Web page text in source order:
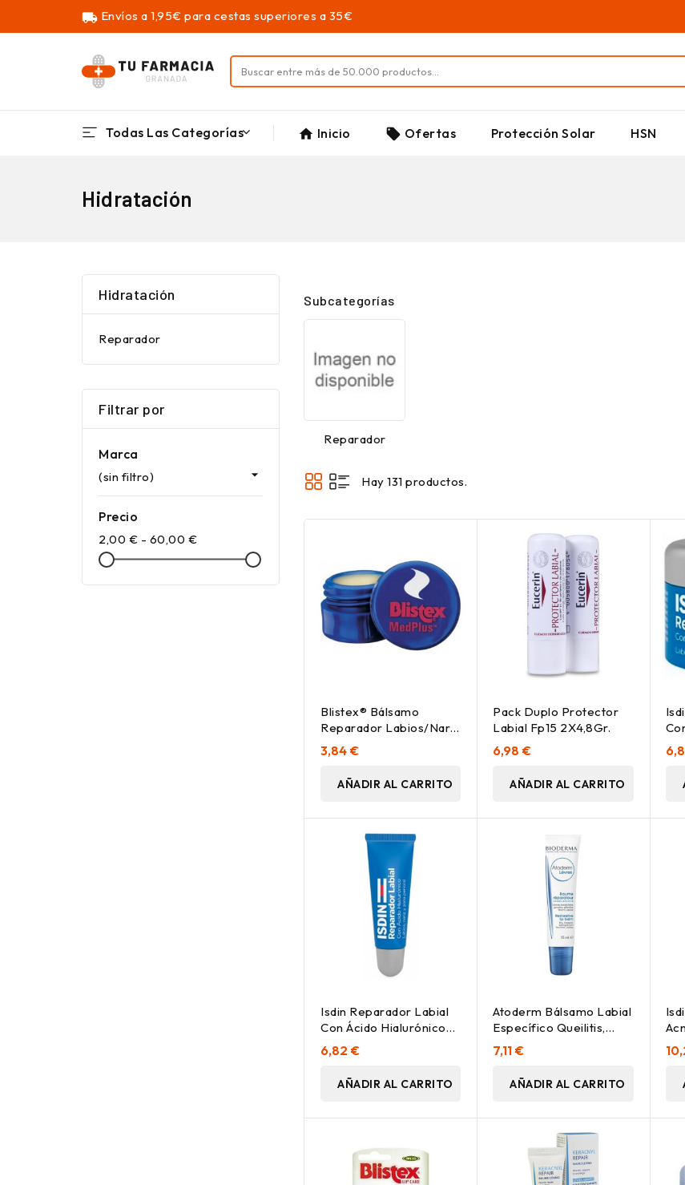
local_shipping Envíos a 1,95€ para cestas superiores a 35€
Todas Las Categorías home Inicio local_offer Ofertas Protección Solar HSN
Hidratación
Hidratación
Reparador
Filtrar por
Marca
(sin filtro) 
Precio
2,00 € - 60,00 €
Subcategorías
Reparador
Hay 131 productos.
Blistex® Bálsamo
Reparador Labios/Nariz
7G
3,84 €
AÑADIR AL CARRITO
Pack Duplo Protector
Labial Fp15 2X4,8Gr.
6,98 €
AÑADIR AL CARRITO
Isdin Reparador Labial
Con Ácido Hialurónico
Fluido 10Ml
6,82 €
AÑADIR AL CARRITO
Atoderm Bálsamo Labial
Específico Queilitis,
Bálsamos Bioderma -
Perfumes Club
7,11 €
AÑADIR AL CARRITO